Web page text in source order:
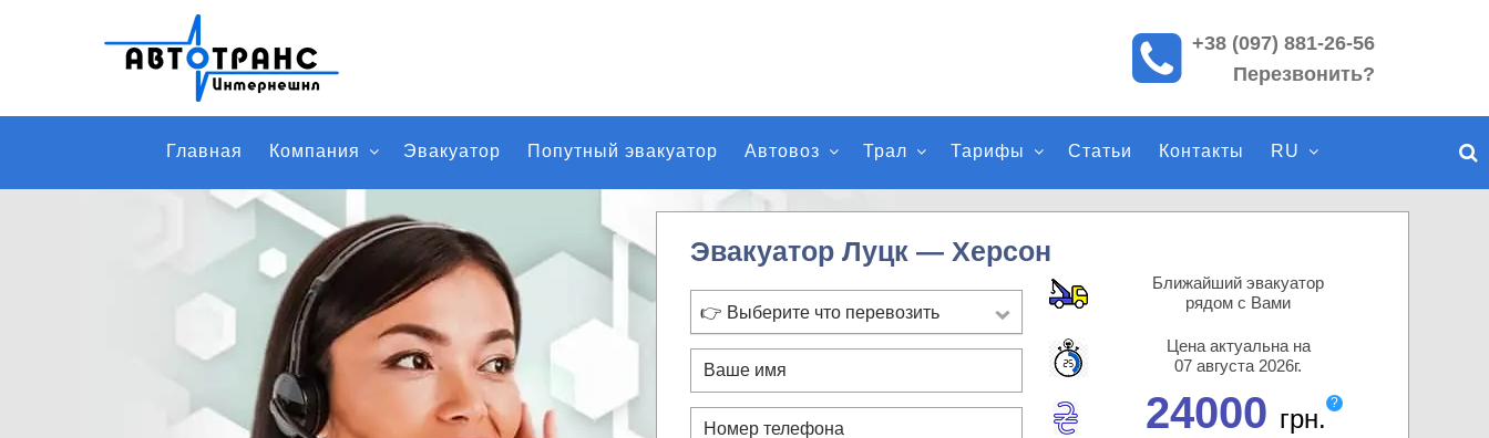
к
п
о
й
у
+38 (097) 881-26-56
Перезвонить?
Главная Компания Эвакуатор Попутный эвакуатор Автовоз Трал Тарифы Статьи Контакты RU
Эвакуатор Луцк — Херсон
👉 Выберите что перевозить
Ближайший эвакуатор
рядом с Вами
Цена актуальна на
07 августа 2026г.
24000 грн.
?